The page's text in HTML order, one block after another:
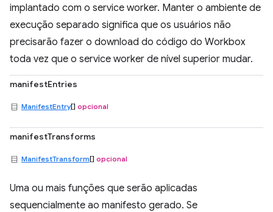
implantado com o service worker. Manter o ambiente de
execução separado significa que os usuários não
precisarão fazer o download do código do Workbox
toda vez que o service worker de nível superior mudar.
manifestEntries
ManifestEntry[] opcional
manifestTransforms
ManifestTransform[] opcional
Uma ou mais funções que serão aplicadas
sequencialmente ao manifesto gerado. Se